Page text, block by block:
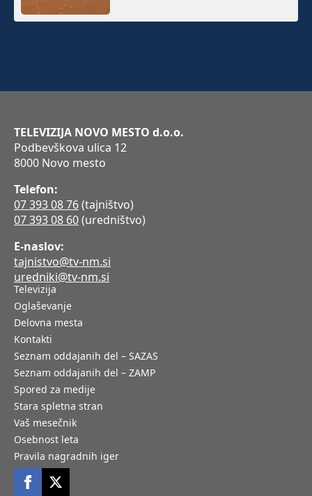
TELEVIZIJA NOVO MESTO d.o.o.
Podbevškova ulica 12
8000 Novo mesto
Telefon:
07 393 08 76(tajništvo)
07 393 08 60(uredništvo)
E-naslov:
tajnistvo@tv-nm.si
uredniki@tv-nm.si
Televizija
Oglaševanje
Delovna mesta
Kontakti
Seznam oddajanih del – SAZAS
Seznam oddajanih del – ZAMP
Spored za medije
Stara spletna stran
Vaš mesečnik
Osebnost leta
Pravila nagradnih iger